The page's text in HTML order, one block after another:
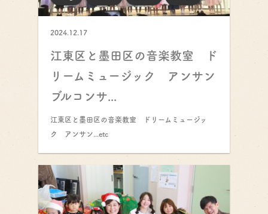
2024.12.17
江東区と墨田区の音楽教室 ド
リームミュージック アンサン
ブルコンサ...
江東区と墨田区の音楽教室 ドリームミュージッ
ク アンサン...etc